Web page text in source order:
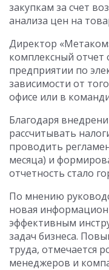
закупкам за счет
анализа цен на
Директор
комплексный отчет
предприятии по
зависимости от
офисе или в
Благодаря
рассчитывать
проводить
месяца) и
отчетность стало
По мнению
новая
эффективным
задач бизнеса.
труда, отмечается
менеджеров и